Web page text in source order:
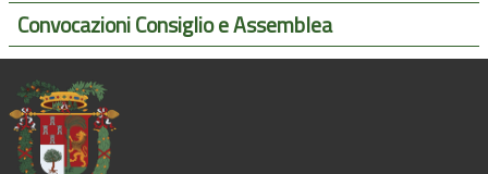
Convocazioni Consiglio e Assemblea